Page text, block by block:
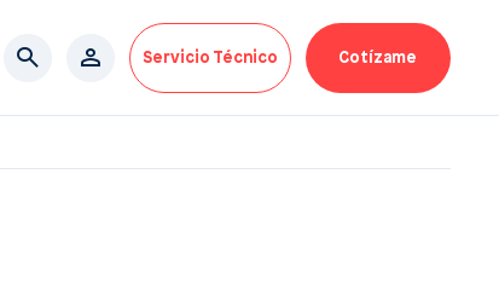
Servicio Técnico Cotízame